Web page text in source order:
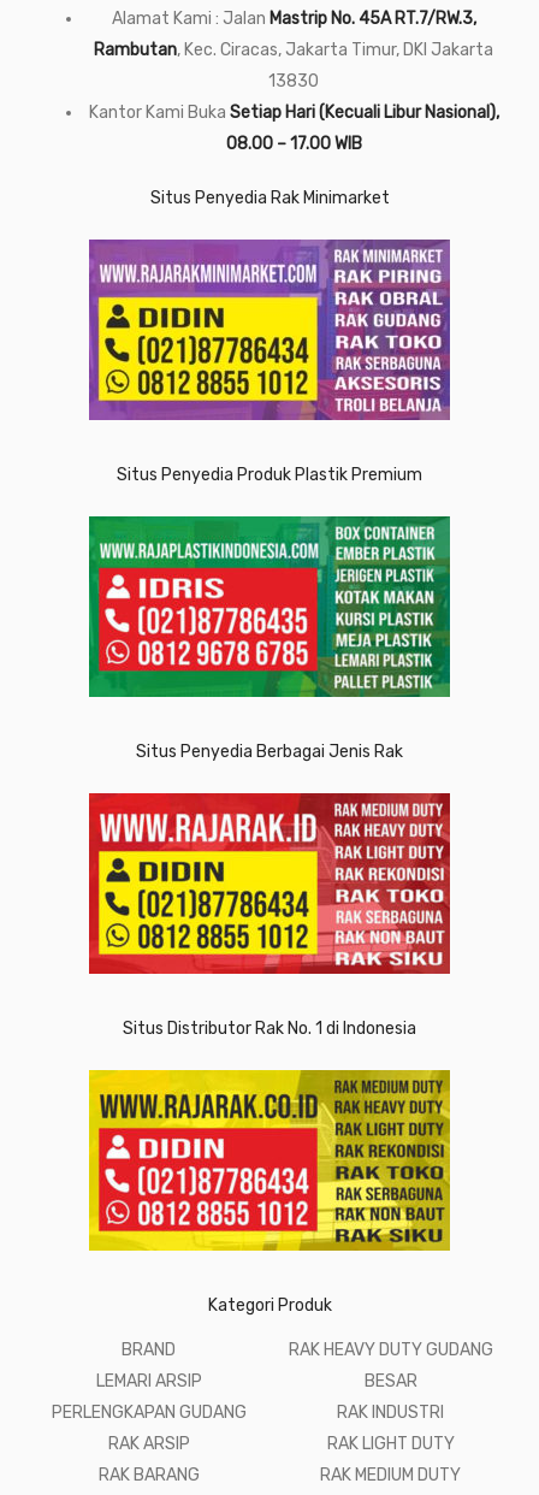
Alamat Kami : Jalan Mastrip No. 45A RT.7/RW.3,
Rambutan, Kec. Ciracas, Jakarta Timur, DKI Jakarta
13830
Kantor Kami Buka Setiap Hari (Kecuali Libur Nasional),
08.00 – 17.00 WIB
Situs Penyedia Rak Minimarket
Situs Penyedia Produk Plastik Premium
Situs Penyedia Berbagai Jenis Rak
Situs Distributor Rak No. 1 di Indonesia
Kategori Produk
BRAND
LEMARI ARSIP
PERLENGKAPAN GUDANG
RAK ARSIP
RAK BARANG
RAK HEAVY DUTY GUDANG
BESAR
RAK INDUSTRI
RAK LIGHT DUTY
RAK MEDIUM DUTY